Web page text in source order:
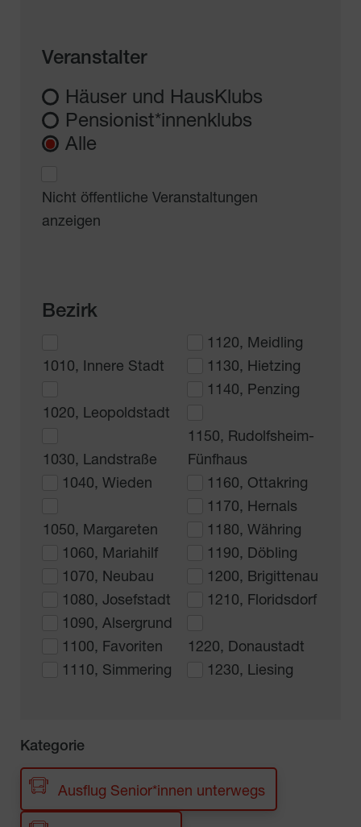
Veranstalter
Häuser und HausKlubs
Pensionist*innenklubs
Alle
Nicht öffentliche Veranstaltungen
anzeigen
Bezirk
1010, Innere Stadt
1020, Leopoldstadt
1030, Landstraße
1040, Wieden
1050, Margareten
1060, Mariahilf
1070, Neubau
1080, Josefstadt
1090, Alsergrund
1100, Favoriten
1110, Simmering
1120, Meidling
1130, Hietzing
1140, Penzing
1150, Rudolfsheim-
Fünfhaus
1160, Ottakring
1170, Hernals
1180, Währing
1190, Döbling
1200, Brigittenau
1210, Floridsdorf
1220, Donaustadt
1230, Liesing
Kategorie
Ausflug Senior*innen unterwegs